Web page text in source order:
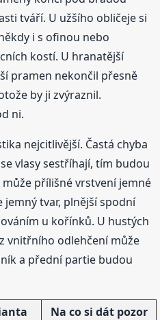
tváří. U užšího obličeje si
i s ofinou nebo
kostí. U hranatější
pramen nekončil přesně
by ji zvýraznil.
ni.
nejcitlivější. Častá chyba
vlasy sestříhají, tím budou
přílišné vrstvení jemné
jemný tvar, plnější spodní
u kořínků. U hustých
vnitřního odlehčení může
a přední partie budou
Na co si dát pozor